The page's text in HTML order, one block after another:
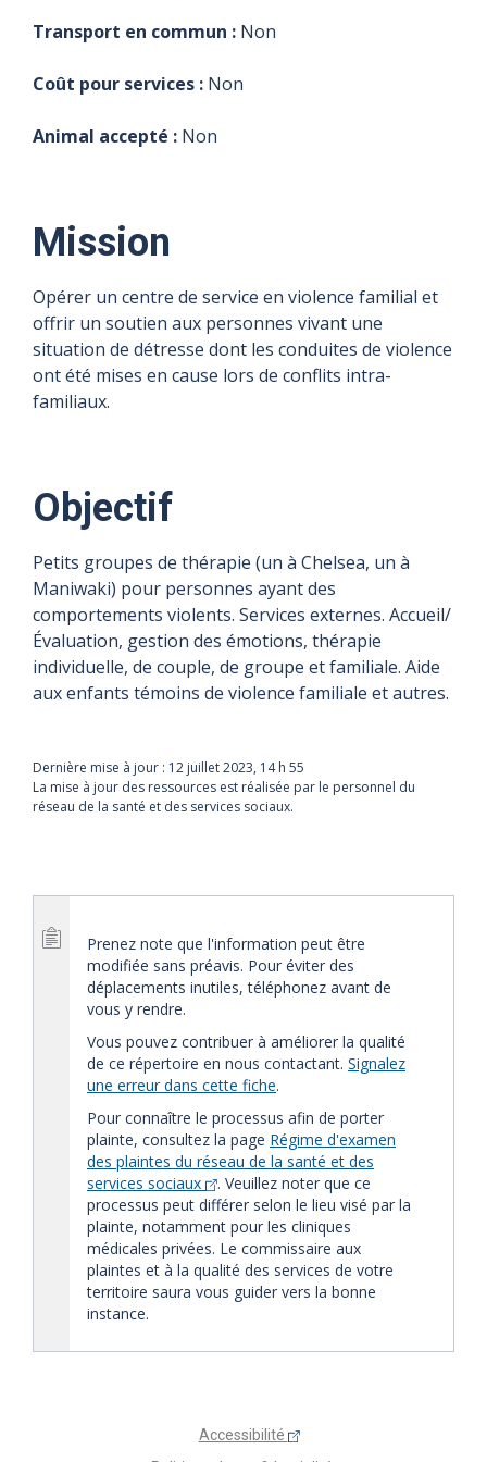
Transport en commun : Non
Coût pour services : Non
Animal accepté : Non
Mission
Opérer un centre de service en violence familial et
offrir un soutien aux personnes vivant une
situation de détresse dont les conduites de violence
ont été mises en cause lors de conflits intra-
familiaux.
Objectif
Petits groupes de thérapie (un à Chelsea, un à
Maniwaki) pour personnes ayant des
comportements violents. Services externes. Accueil/
Évaluation, gestion des émotions, thérapie
individuelle, de couple, de groupe et familiale. Aide
aux enfants témoins de violence familiale et autres.
Dernière mise à jour : 12 juillet 2023, 14 h 55
La mise à jour des ressources est réalisée par le personnel du
réseau de la santé et des services sociaux.
Prenez note que l'information peut être
modifiée sans préavis. Pour éviter des
déplacements inutiles, téléphonez avant de
vous y rendre.
Vous pouvez contribuer à améliorer la qualité
de ce répertoire en nous contactant. Signalez
une erreur dans cette fiche.
Pour connaître le processus afin de porter
plainte, consultez la page Régime d'examen
des plaintes du réseau de la santé et des
services sociaux
. Veuillez noter que ce
processus peut différer selon le lieu visé par la
plainte, notamment pour les cliniques
médicales privées. Le commissaire aux
plaintes et à la qualité des services de votre
territoire saura vous guider vers la bonne
instance.
Accessibilité